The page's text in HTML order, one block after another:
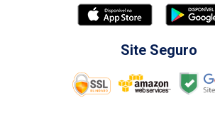
Site Seguro